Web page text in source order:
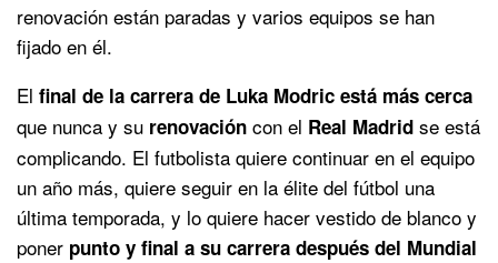
renovación están paradas y varios equipos se han
fijado en él.
El final de la carrera de Luka Modric está más cerca
que nunca y su renovación con el Real Madrid se está
complicando. El futbolista quiere continuar en el equipo
un año más, quiere seguir en la élite del fútbol una
última temporada, y lo quiere hacer vestido de blanco y
poner punto y final a su carrera después del Mundial